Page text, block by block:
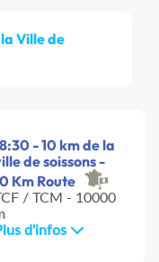
Ville de
- 10 km de la
de soissons -
Km Route
/ TCM - 10000
d'infos